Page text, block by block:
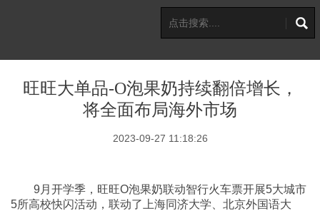
旺旺大单品-O泡果奶持续翻倍增长，
将全面布局海外市场
2023-09-27 11:18:26
9月开学季，旺旺O泡果奶联动智行火车票开展5大城市
5所高校快闪活动，联动了上海同济大学、北京外国语大